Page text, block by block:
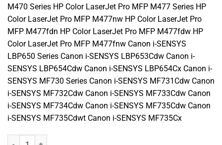
M470 Series HP Color LaserJet Pro MFP M477 Series HP
Color LaserJet Pro MFP M477nw HP Color LaserJet Pro
MFP M477fdn HP Color LaserJet Pro MFP M477fdw HP
Color LaserJet Pro MFP M477fnw Canon i-SENSYS
LBP650 Series Canon i-SENSYS LBP653Cdw Canon i-
SENSYS LBP654Cdw Canon i-SENSYS LBP654Cx Canon i-
SENSYS MF730 Series Canon i-SENSYS MF731Cdw Canon
i-SENSYS MF732Cdw Canon i-SENSYS MF733Cdw Canon
i-SENSYS MF734Cdw Canon i-SENSYS MF735Cdw Canon
i-SENSYS MF735Cdwt Canon i-SENSYS MF735Cx
HP ΣΥΜΒΑΤΟ TONER CF413X MAGENTA (CRG 046H) (5000)